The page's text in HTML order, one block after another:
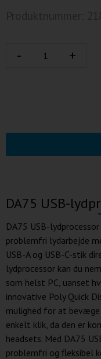
DA75 USB-
DA75 USB-
problemfri lydarbejde
USB-A og USB-C-stik
lydprocessor kan du
som helst PC, uanset
innovative Poly Quick
mulighed for at
enkelt klik, da den er
headsets. Med DA75
problemfri og fleksibel